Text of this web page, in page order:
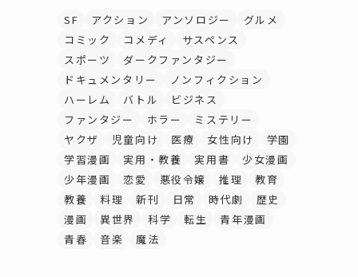
SF アクション アンソロジー
グルメ
コミック
コメディ
サスペンス
スポーツ
ダークファンタジー
ドキュメンタリー
ノンフィクション
ハーレム
バトル
ビジネス
ファンタジー
ホラー
ミステリー
ヤクザ
児童向け 医療 女性向け
学園
学習漫画
実用・教養 実用書
少女漫画
少年漫画
恋愛 悪役令嬢 推理
教育
教養
料理 新刊 日常 時代劇
歴史
漫画
異世界 科学 転生
青年漫画
青春
音楽 魔法